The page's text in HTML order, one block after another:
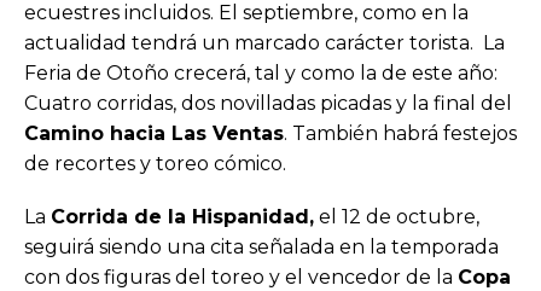
ecuestres incluidos. El septiembre, como en la
actualidad tendrá un marcado carácter torista. La
Feria de Otoño crecerá, tal y como la de este año:
Cuatro corridas, dos novilladas picadas y la final del
Camino hacia Las Ventas. También habrá festejos
de recortes y toreo cómico.
La Corrida de la Hispanidad, el 12 de octubre,
seguirá siendo una cita señalada en la temporada
con dos figuras del toreo y el vencedor de la Copa